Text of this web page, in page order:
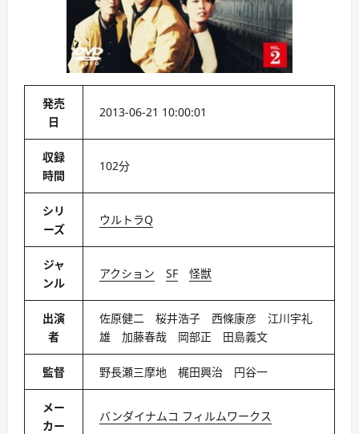
発売
日
2013-06-21 10:00:01
収録
時間
102分
シリ
ーズ
ウルトラQ
ジャ
ンル
アクション SF 怪獣
出演
者
佐原健二 桜井浩子 西條康彦 江川宇礼
雄 加藤春哉 岡部正 田島義文
監督 野長瀬三摩地 梶田興治 円谷一
メー
カー
バンダイナムコ フィルムワークス